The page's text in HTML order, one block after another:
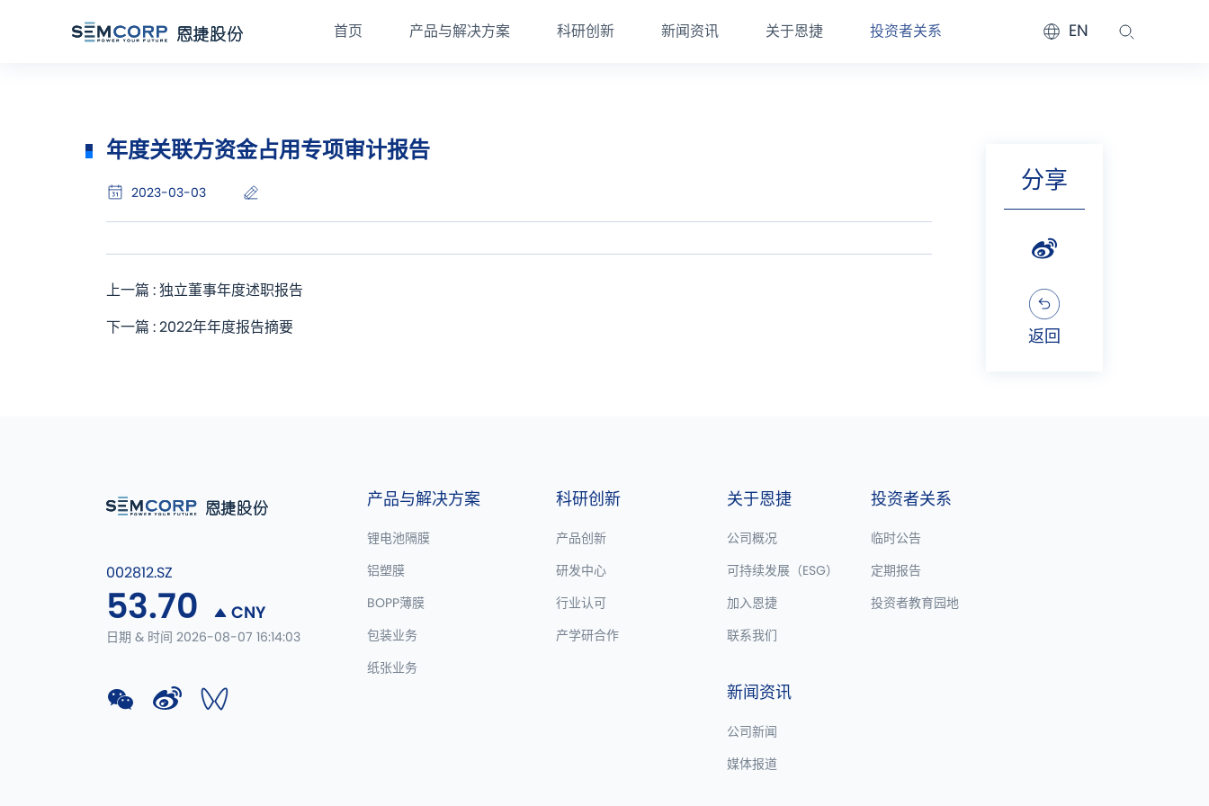
首页 产品与解决方案 科研创新 新闻资讯 关于恩捷 投资者关系 EN
年度关联方资金占用专项审计报告
2023-03-03
上一篇 : 独立董事年度述职报告
下一篇 : 2022年年度报告摘要
分享
返回
002812.SZ
53.70 CNY
日期 & 时间 2026-08-07 16:14:03
产品与解决方案
锂电池隔膜
铝塑膜
BOPP薄膜
包装业务
纸张业务
科研创新
产品创新
研发中心
行业认可
产学研合作
关于恩捷
公司概况
可持续发展（ESG）
加入恩捷
联系我们
新闻资讯
公司新闻
媒体报道
投资者关系
临时公告
定期报告
投资者教育园地